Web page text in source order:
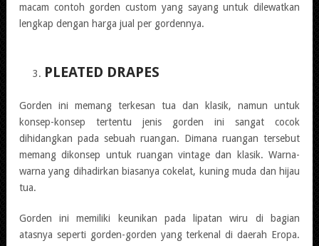
macam contoh gorden custom yang sayang untuk dilewatkan
lengkap dengan harga jual per gordennya.
PLEATED DRAPES
Gorden ini memang terkesan tua dan klasik, namun untuk
konsep-konsep tertentu jenis gorden ini sangat cocok
dihidangkan pada sebuah ruangan. Dimana ruangan tersebut
memang dikonsep untuk ruangan vintage dan klasik. Warna-
warna yang dihadirkan biasanya cokelat, kuning muda dan hijau
tua.
Gorden ini memiliki keunikan pada lipatan wiru di bagian
atasnya seperti gorden-gorden yang terkenal di daerah Eropa.